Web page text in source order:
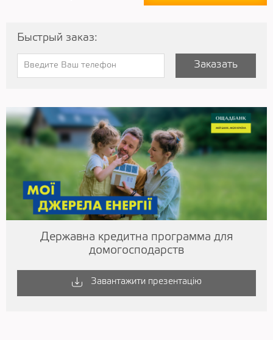
Быстрый заказ:
Заказать
Державна кредитна программа для
домогосподарств
Завантажити презентацію